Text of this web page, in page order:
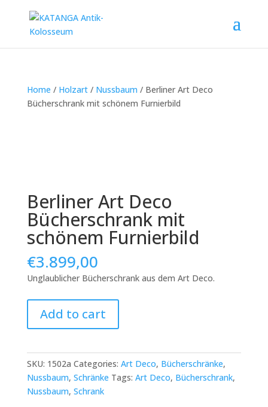
Home / Holzart/ Nussbaum / Berliner Art Deco
Bücherschrank mit schönem Furnierbild
Berliner Art Deco
Bücherschrank mit
schönem Furnierbild
€3.899,00
Unglaublicher Bücherschrank aus dem Art Deco.
Deco
mit
schönem
Furnierbild
Add to cart
SKU: 1502a Categories: Art Deco, Bücherschränke,
Nussbaum, Schränke Tags: Art Deco, Bücherschrank,
Nussbaum, Schrank